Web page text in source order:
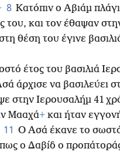
8 Κατόπιν ο Αβιάμ
του, και τον έθαψαν
θέση του έγινε
έτος του βασιλιά
άρχισε να βασιλεύει
στην Ιερουσαλήμ 41
Μααχά+ και ήταν
11 Ο Ασά έκανε το
ο Δαβίδ ο